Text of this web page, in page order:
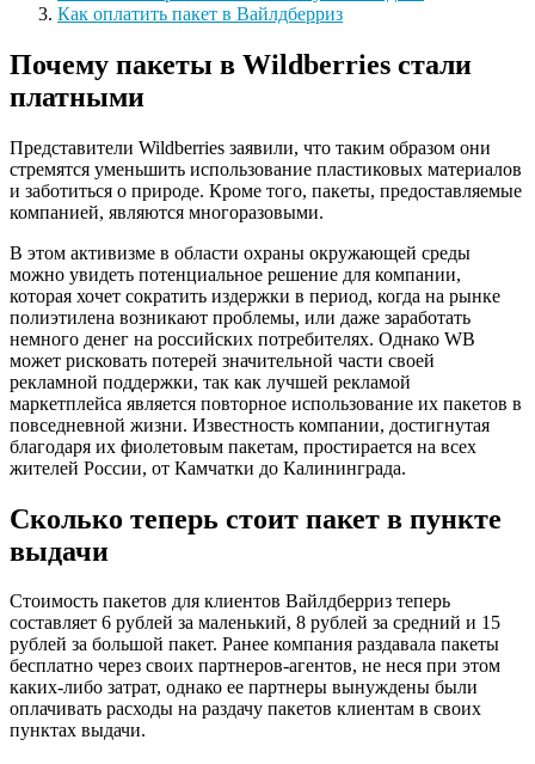
Как оплатить пакет в Вайлдберриз
Почему пакеты в Wildberries стали
платными
Представители Wildberries заявили, что таким образом они
стремятся уменьшить использование пластиковых материалов
и заботиться о природе. Кроме того, пакеты, предоставляемые
компанией, являются многоразовыми.
В этом активизме в области охраны окружающей среды
можно увидеть потенциальное решение для компании,
которая хочет сократить издержки в период, когда на рынке
полиэтилена возникают проблемы, или даже заработать
немного денег на российских потребителях. Однако WB
может рисковать потерей значительной части своей
рекламной поддержки, так как лучшей рекламой
маркетплейса является повторное использование их пакетов в
повседневной жизни. Известность компании, достигнутая
благодаря их фиолетовым пакетам, простирается на всех
жителей России, от Камчатки до Калининграда.
Сколько теперь стоит пакет в пункте
выдачи
Стоимость пакетов для клиентов Вайлдберриз теперь
составляет 6 рублей за маленький, 8 рублей за средний и 15
рублей за большой пакет. Ранее компания раздавала пакеты
бесплатно через своих партнеров-агентов, не неся при этом
каких-либо затрат, однако ее партнеры вынуждены были
оплачивать расходы на раздачу пакетов клиентам в своих
пунктах выдачи.